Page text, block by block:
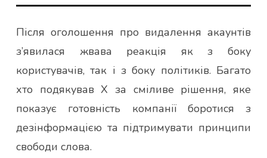
Після оголошення про видалення акаунтів
з’явилася жвава реакція як з боку
користувачів, так і з боку політиків. Багато
хто подякував X за сміливе рішення, яке
показує готовність компанії боротися з
дезінформацією та підтримувати принципи
свободи слова.